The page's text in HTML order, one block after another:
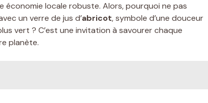
locale robuste. Alors, pourquoi ne pas
un verre de jus d’abricot, symbole d’une douceur
vert ? C’est une invitation à savourer chaque
planète.